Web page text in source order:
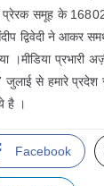
समूह के 16802
द्विवेदी ने आकर
।मीडिया प्रभारी
से हमारे प्रदेश
है ।
Facebook